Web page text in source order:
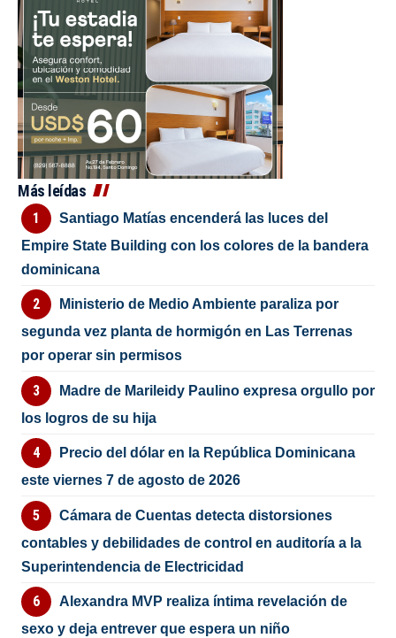
Más leídas
Santiago Matías encenderá las luces del
Empire State Building con los colores de la bandera
dominicana
Ministerio de Medio Ambiente paraliza por
segunda vez planta de hormigón en Las Terrenas
por operar sin permisos
Madre de Marileidy Paulino expresa orgullo por
los logros de su hija
Precio del dólar en la República Dominicana
este viernes 7 de agosto de 2026
Cámara de Cuentas detecta distorsiones
contables y debilidades de control en auditoría a la
Superintendencia de Electricidad
Alexandra MVP realiza íntima revelación de
sexo y deja entrever que espera un niño